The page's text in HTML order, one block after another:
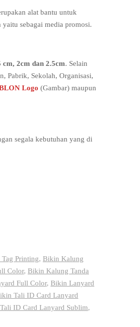
alat bantu untuk
sebagai media promosi.
cm, 2cm dan 2.5cm. Selain
Pabrik, Sekolah, Organisasi,
Logo (Gambar) maupun
segala kebutuhan yang di
Printing, Bikin Kalung
Color, Bikin Kalung Tanda
Full Color, Bikin Lanyard
Tali ID Card Lanyard
ID Card Lanyard Sublim,